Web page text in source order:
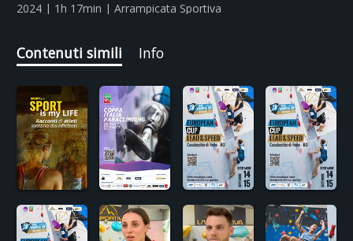
2024 | 1h 17min | Arrampicata Sportiva
Contenuti simili Info